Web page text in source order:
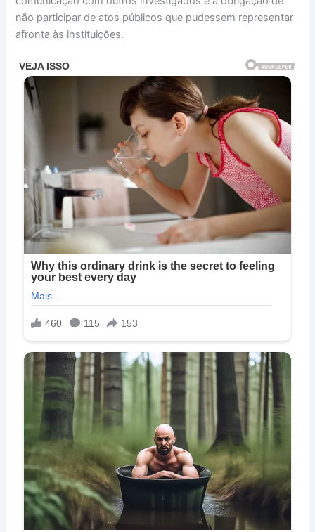
não participar de atos públicos que pudessem representar
afronta às instituições.